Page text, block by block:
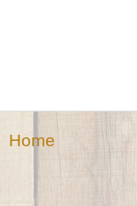
Home